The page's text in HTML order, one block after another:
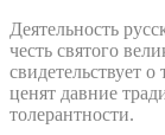
Деятельность
честь святого
свидетельствует
ценят давние
толерантности.